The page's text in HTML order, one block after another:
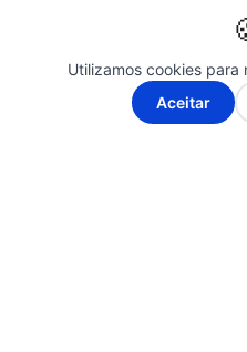
em gestação. Ao
aborto tardio às
estamos afirmando
vida e com a justiça.
A-
Utilizamos cookies para
Aceitar